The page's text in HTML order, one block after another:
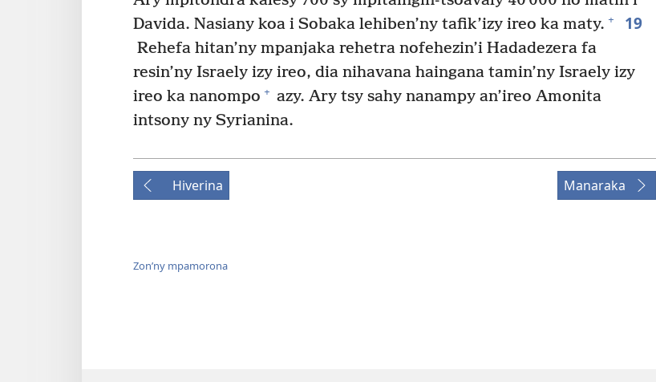
Davida. Nasiany koa i Sobaka lehiben’ny tafik’izy ireo ka maty. + 19
Rehefa hitan’ny mpanjaka rehetra nofehezin’i Hadadezera fa
resin’ny Israely izy ireo, dia nihavana haingana tamin’ny Israely izy
ireo ka nanompo + azy. Ary tsy sahy nanampy an’ireo Amonita
intsony ny Syrianina.
Hiverina Manaraka
Zon’ny mpamorona